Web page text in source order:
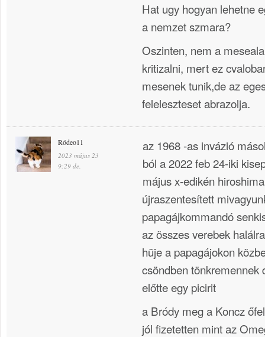
Hat ugy hogyan lehetne
a nemzet szmara?
Oszinten, nem a
kritizalni, mert ez
mesenek tunik,de az
feleleszteset abrazolja.
Ródeo11
2023 május 23
9:29 de.
az 1968 -as invázió
ból a 2022 feb 24-iki
május x-edikén
újraszentesített
papagájkommandó
az összes verebek
hüje a papagájokon
csöndben tönkremennek
előtte egy picirit
a Bródy meg a Koncz
jól fizetetten mint az